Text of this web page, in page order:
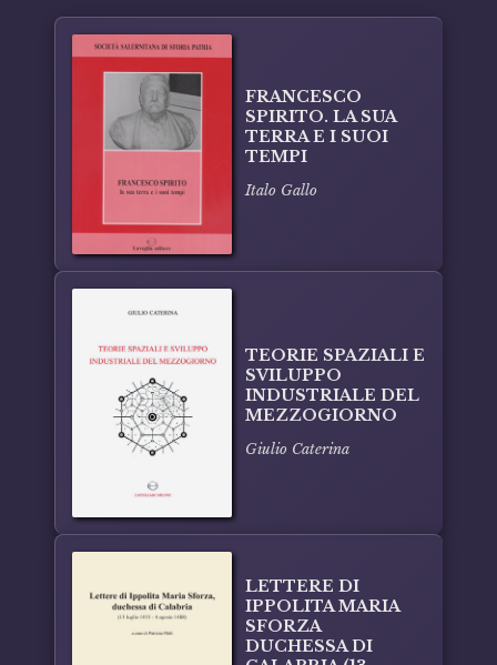
FRANCESCO
SPIRITO. LA SUA
TERRA E I SUOI
TEMPI
Italo Gallo
TEORIE SPAZIALI E
SVILUPPO
INDUSTRIALE DEL
MEZZOGIORNO
Giulio Caterina
LETTERE DI
IPPOLITA MARIA
SFORZA
DUCHESSA DI